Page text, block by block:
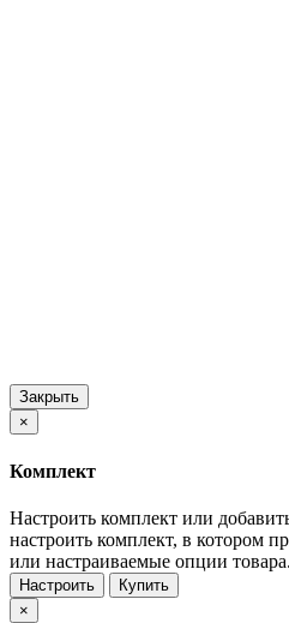
Закрыть
×
Комплект
Настроить комплект или
настроить комплект, в котором
или настраиваемые опции товара.
Настроить
Купить
×